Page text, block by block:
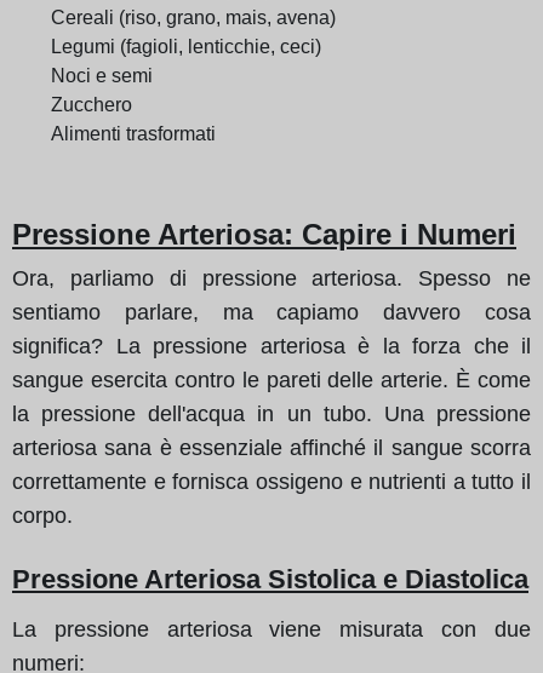
Cereali (riso, grano, mais, avena)
Legumi (fagioli, lenticchie, ceci)
Noci e semi
Zucchero
Alimenti trasformati
Pressione Arteriosa: Capire i Numeri
Ora, parliamo di pressione arteriosa. Spesso ne
sentiamo parlare, ma capiamo davvero cosa
significa? La pressione arteriosa è la forza che il
sangue esercita contro le pareti delle arterie. È come
la pressione dell'acqua in un tubo. Una pressione
arteriosa sana è essenziale affinché il sangue scorra
correttamente e fornisca ossigeno e nutrienti a tutto il
corpo.
Pressione Arteriosa Sistolica e Diastolica
La pressione arteriosa viene misurata con due
numeri: